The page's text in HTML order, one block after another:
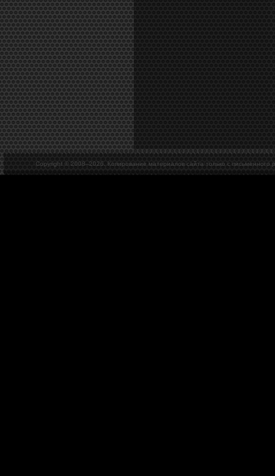
Copyright © 2008–2026. Копирование материалов сайта только с